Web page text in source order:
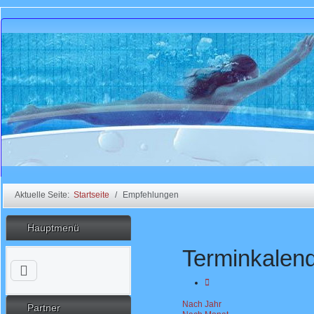
Aktuelle Seite: Startseite Empfehlungen
Hauptmenü
Partner
Nach Jahr